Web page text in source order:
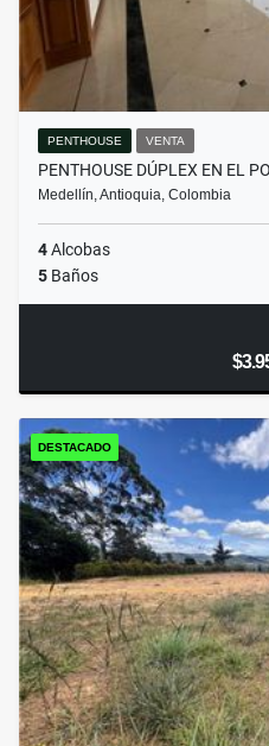
PENTHOUSE VENTA
PENTHOUSE DÚPLEX EN EL
Medellín, Antioquia, Colombia
4Alcobas
5 Baños
DESTACADO